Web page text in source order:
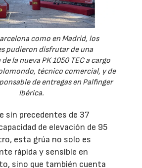
como en Madrid, los
pudieron disfrutar de una
la nueva PK 1050 TEC a cargo
técnico comercial, y de
de entregas en Palfinger
Ibérica.
sin precedentes de 37
de elevación de 95
esta grúa no solo es
rápida y sensible en
sino que también cuenta